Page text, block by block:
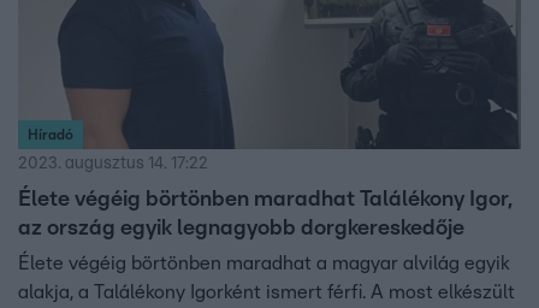
Híradó
2023. augusztus 14. 17:22
Élete végéig börtönben maradhat Találékony Igor,
az ország egyik legnagyobb dorgkereskedője
Élete végéig börtönben maradhat a magyar alvilág egyik
alakja, a Találékony Igorként ismert férfi. A most elkészült